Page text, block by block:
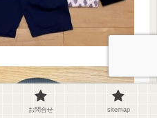
お問合せ sitemap